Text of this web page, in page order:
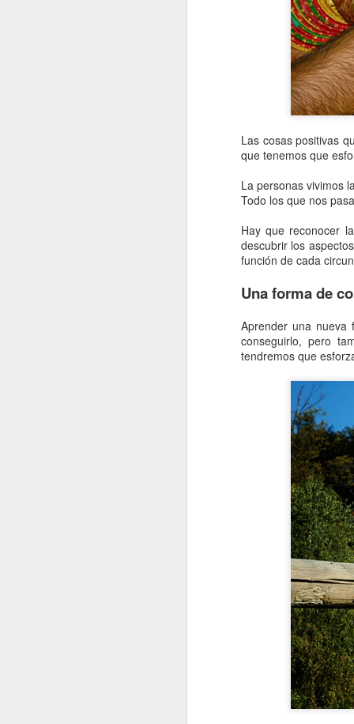
Las cosas positivas
que tenemos que
La personas vivimos
Todo los que nos
Hay que reconocer
descubrir los
función de cada
Una forma de
Aprender una nueva
conseguirlo, pero
tendremos que
prácticamente las 24 horas del
día, los 7 días de la semana. Es
sobrepasado por la situación.
La necesidad de tener cuidado de
un familiar suele llegar en la
mayoría de los casos cuando uno
jubilación y en disfrutar de lo que